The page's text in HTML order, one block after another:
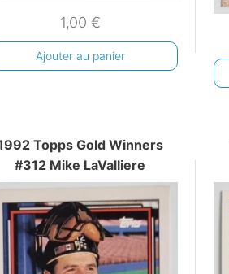
1,00 €
Ajouter au panier
Topps Gold Winners
#312 Mike LaValliere